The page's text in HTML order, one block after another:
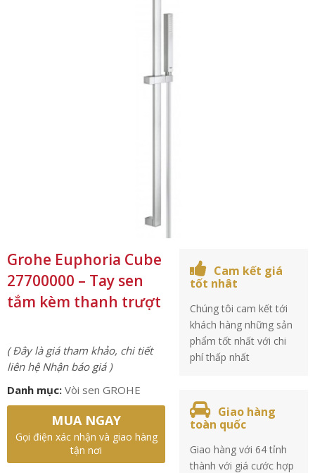
Grohe Euphoria Cube
27700000 – Tay sen
tắm kèm thanh trượt
( Đây là giá tham khảo, chi tiết
liên hệ Nhận báo giá )
Danh mục: Vòi sen GROHE
MUA NGAY
Gọi điện xác nhận và giao hàng
tận nơi
Cam kết giá
tốt nhât
Chúng tôi cam kết tới
khách hàng những sản
phẩm tốt nhất với chi
phí thấp nhất
Giao hàng
toàn quốc
Giao hàng với 64 tỉnh
thành với giá cước hợp